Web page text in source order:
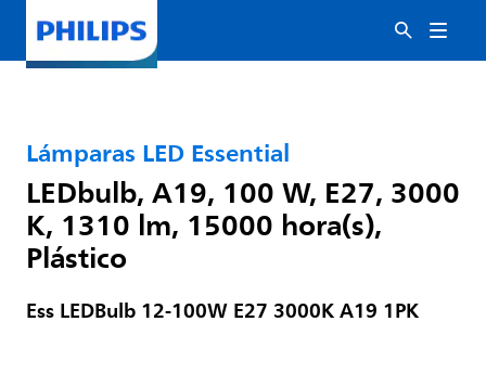
Lámparas LED Essential
LEDbulb, A19, 100 W, E27, 3000
K, 1310 lm, 15000 hora(s),
Plástico
Ess LEDBulb 12-100W E27 3000K A19 1PK